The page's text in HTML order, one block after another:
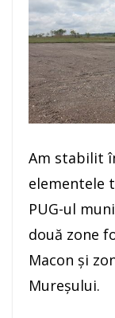
Am stabilit
elementele
PUG-ul
două zone
Macon și
Mureșului.